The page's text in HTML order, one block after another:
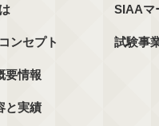
ンセプト
要情報
と実績
SIAAマ
試験事